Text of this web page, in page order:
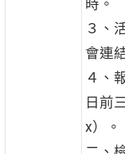
時。
３、
會連
４、
日前
x）。